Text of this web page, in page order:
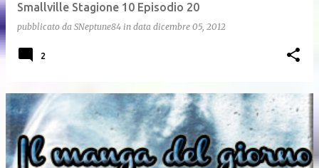
Smallville Stagione 10 Episodio 20
pubblicato da SNeptune84 in data dicembre 05, 2012
2